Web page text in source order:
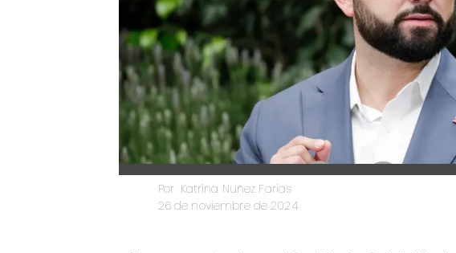
Katrina Nuñez Farias
Por
26 de noviembre de 2024